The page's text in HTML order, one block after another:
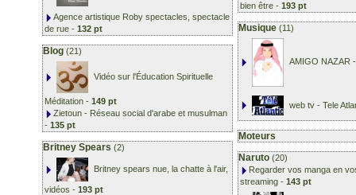
Agence artistique Roby spectacles, spectacle
de rue - 132 pt
Blog (21)
Vidéo sur l'Éducation Spirituelle
Méditation - 149 pt
Zietoun - Réseau social d'arabe et musulman
- 135 pt
Britney Spears (2)
Britney spears nue, la chatte à l'air,
vidéos - 193 pt
bien être - 193 pt
Musique (11)
AMIGO NAZAR
web tv - Tele
Moteurs
Naruto (20)
Regarder vos manga en
streaming - 143 pt